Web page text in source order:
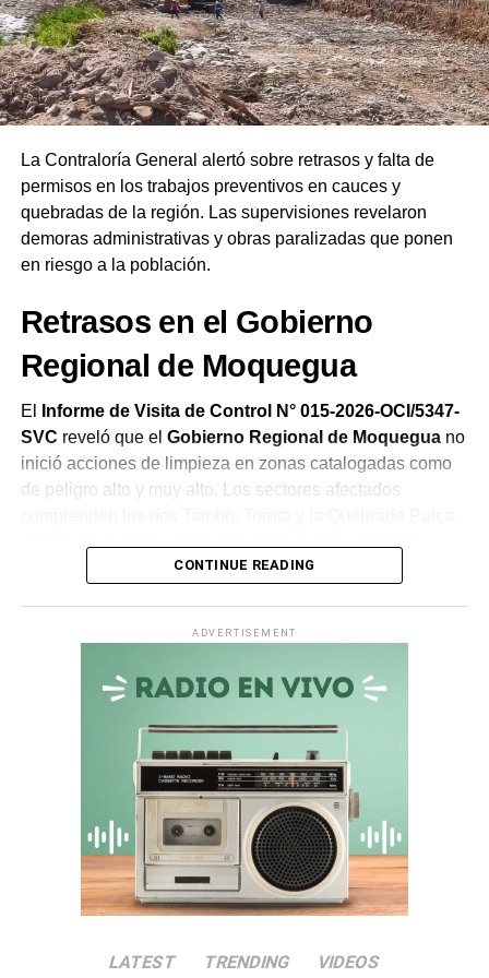
Ejecutivo, el líder instó a la ciudadanía a interceder por
las autoridades salientes y entrantes. Finalmente,
remarcó que las Asambleas de Dios del Perú celebran su
19.ª Confraternidad Regional en Ilo reafirmando el
compromiso de la iglesia de orar constantemente por el
bienestar del país.
La Contraloría General alertó sobre retrasos y falta de
permisos en los trabajos preventivos en cauces y
quebradas de la región. Las supervisiones revelaron
demoras administrativas y obras paralizadas que ponen
en riesgo a la población.
Retrasos en el Gobierno
Regional de Moquegua
El
Informe de Visita de Control N° 015-2026-OCI/5347-
SVC reveló que el Gobierno Regional de Moqueguano
inició acciones de limpieza en zonas catalogadas como
de peligro alto y muy alto. Los sectores afectados
descolmatación adjudicado porS/ 70 000quedó
la nulidad del servicio debido a incompatibilidades en los
términos de referencia, dejando vulnerable a la zona.
Irregularidades en la
Municipalidad Distrital de San
Antonio
Informe de Visita de Control N° 017-2026-OCI/0446-
no aprobó el presupuesto para las
CONTINUE READING
ADVERTISEMENT
LATEST TRENDING VIDEOS